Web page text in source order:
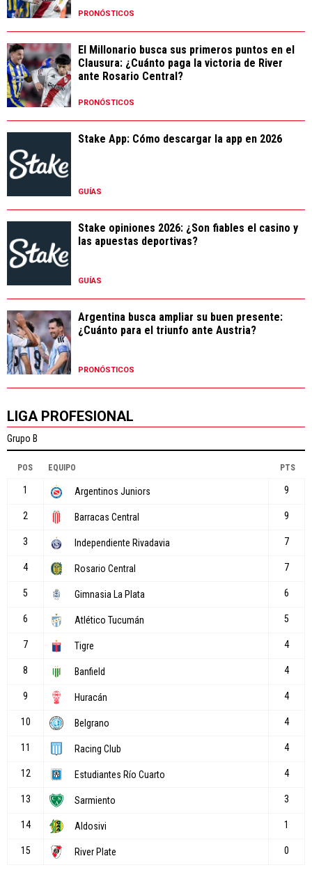
PRONÓSTICOS
El Millonario busca sus primeros puntos en el
Clausura: ¿Cuánto paga la victoria de River
ante Rosario Central?
PRONÓSTICOS
Stake App: Cómo descargar la app en 2026
GUÍAS
Stake opiniones 2026: ¿Son fiables el casino y
las apuestas deportivas?
GUÍAS
Argentina busca ampliar su buen presente:
¿Cuánto para el triunfo ante Austria?
PRONÓSTICOS
LIGA PROFESIONAL